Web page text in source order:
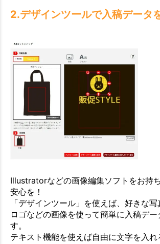
2.デザインツールで入稿データ
Illustratorなどの画像編集ソフトをお持
安心を！
「デザインツール」を使えば、好きな写
ロゴなどの画像を使って簡単に入稿デー
す。
テキスト機能を使えば自由に文字を入れ